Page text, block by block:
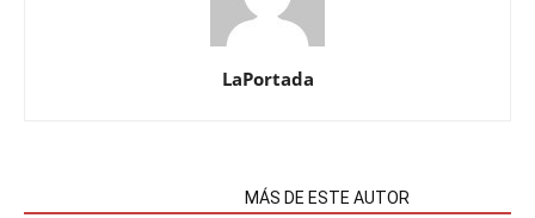
LaPortada
MÁS DE ESTE AUTOR